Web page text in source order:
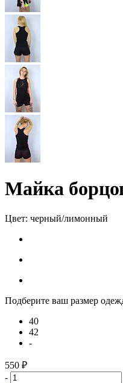
Майка
Цвет: черный/лимонный
Подберите ваш размер
40
42
-
550 ₽
-